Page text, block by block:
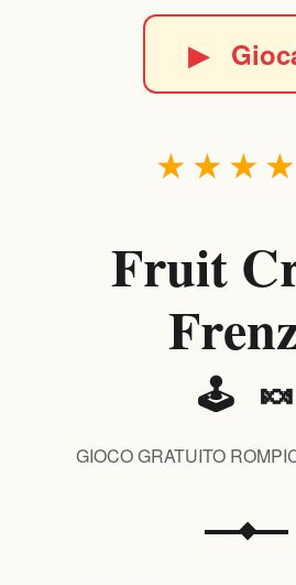
▶
★
★
★
★
Fruit
🕹️ 🍬
GIOCO GRATUITO